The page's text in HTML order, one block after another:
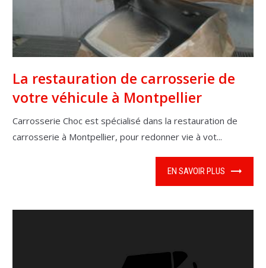
La restauration de carrosserie de
votre véhicule à Montpellier
Carrosserie Choc est spécialisé dans la restauration de
carrosserie à Montpellier, pour redonner vie à vot...
EN SAVOIR PLUS